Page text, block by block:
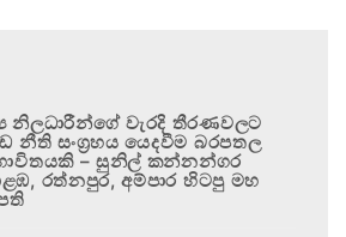
නිලධාරීන්ගේ වැරදි තීරණවලට
නීති සංග්‍රහය යෙදවීම බරපතල
– සුනිල් කන්නන්ගර
රත්නපුර, අම්පාර හිටපු මහ